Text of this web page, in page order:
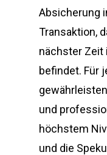
Absicherung
Transaktion,
nächster Zeit
befindet. Für
und
höchstem
und die